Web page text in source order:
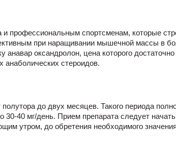
профессиональным спортсменам, которые
при наращивании мышечной массы в
анавар оксандролон, цена которого
анаболических стероидов.
до двух месяцев. Такого периода
40 мг/день. Прием препарата следует
утром, до обретения необходимого